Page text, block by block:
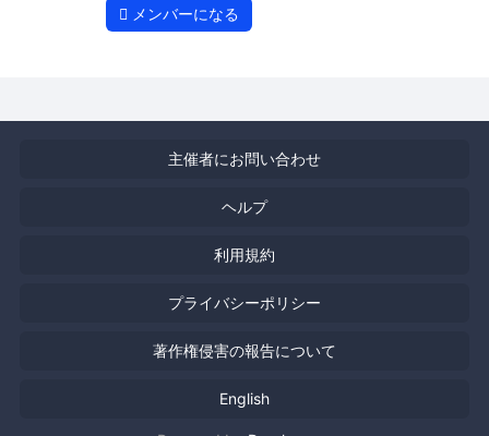
メンバーになる
主催者にお問い合わせ
ヘルプ
利用規約
プライバシーポリシー
著作権侵害の報告について
English